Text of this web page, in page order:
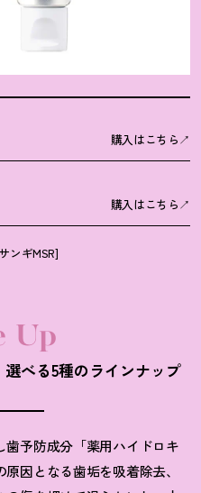
購入はこちら
購入はこちら
ンギMSR]
Up
選べる5種のラインナップ
歯予防成分「薬用ハイドロキ
因となる歯垢を吸着除去、